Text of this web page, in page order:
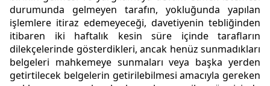
durumunda gelmeyen tarafın, yokluğunda yapılan
işlemlere itiraz edemeyeceği, davetiyenin tebliğinden
itibaren iki haftalık kesin süre içinde tarafların
dilekçelerinde gösterdikleri, ancak henüz sunmadıkları
belgeleri mahkemeye sunmaları veya başka yerden
getirtilecek belgelerin getirilebilmesi amacıyla gereken